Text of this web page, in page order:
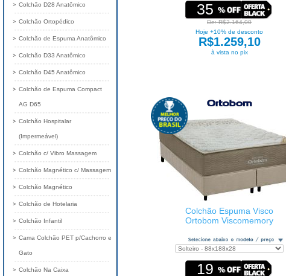
35
De: R$2.164,00
Hoje +10% de desconto
R$1.259,10
à vista no pix
Colchão Espuma Visco
Ortobom Viscomemory
19
Colchão D28 Anatômico
Colchão Ortopédico
Colchão de Espuma Anatômico
Colchão D33 Anatômico
Colchão D45 Anatômico
Colchão de Espuma Compact
AG D65
Colchão Hospitalar
(Impermeável)
Colchão c/ Vibro Massagem
Colchão Magnético c/ Massagem
Colchão Magnético
Colchão de Hotelaria
Colchão Infantil
Cama Colchão PET p/Cachorro e
Gato
Colchão Na Caixa